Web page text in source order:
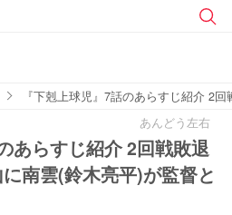
『下剋上球児』7話のあらすじ紹介 2
あんどう左右
あらすじ紹介 2回戦敗退
南雲(鈴木亮平)が監督と